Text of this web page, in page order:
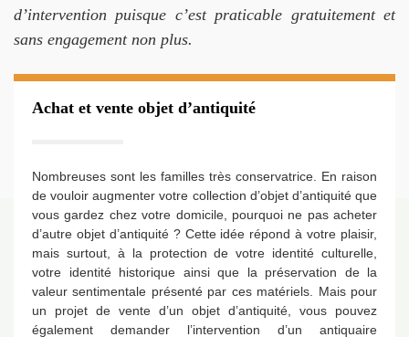
d’intervention puisque c’est praticable gratuitement et
sans engagement non plus.
Achat et vente objet d’antiquité
Nombreuses sont les familles très conservatrice. En raison
de vouloir augmenter votre collection d’objet d’antiquité que
vous gardez chez votre domicile, pourquoi ne pas acheter
d’autre objet d’antiquité ? Cette idée répond à votre plaisir,
mais surtout, à la protection de votre identité culturelle,
votre identité historique ainsi que la préservation de la
valeur sentimentale présenté par ces matériels. Mais pour
un projet de vente d’un objet d’antiquité, vous pouvez
également demander l’intervention d’un antiquaire